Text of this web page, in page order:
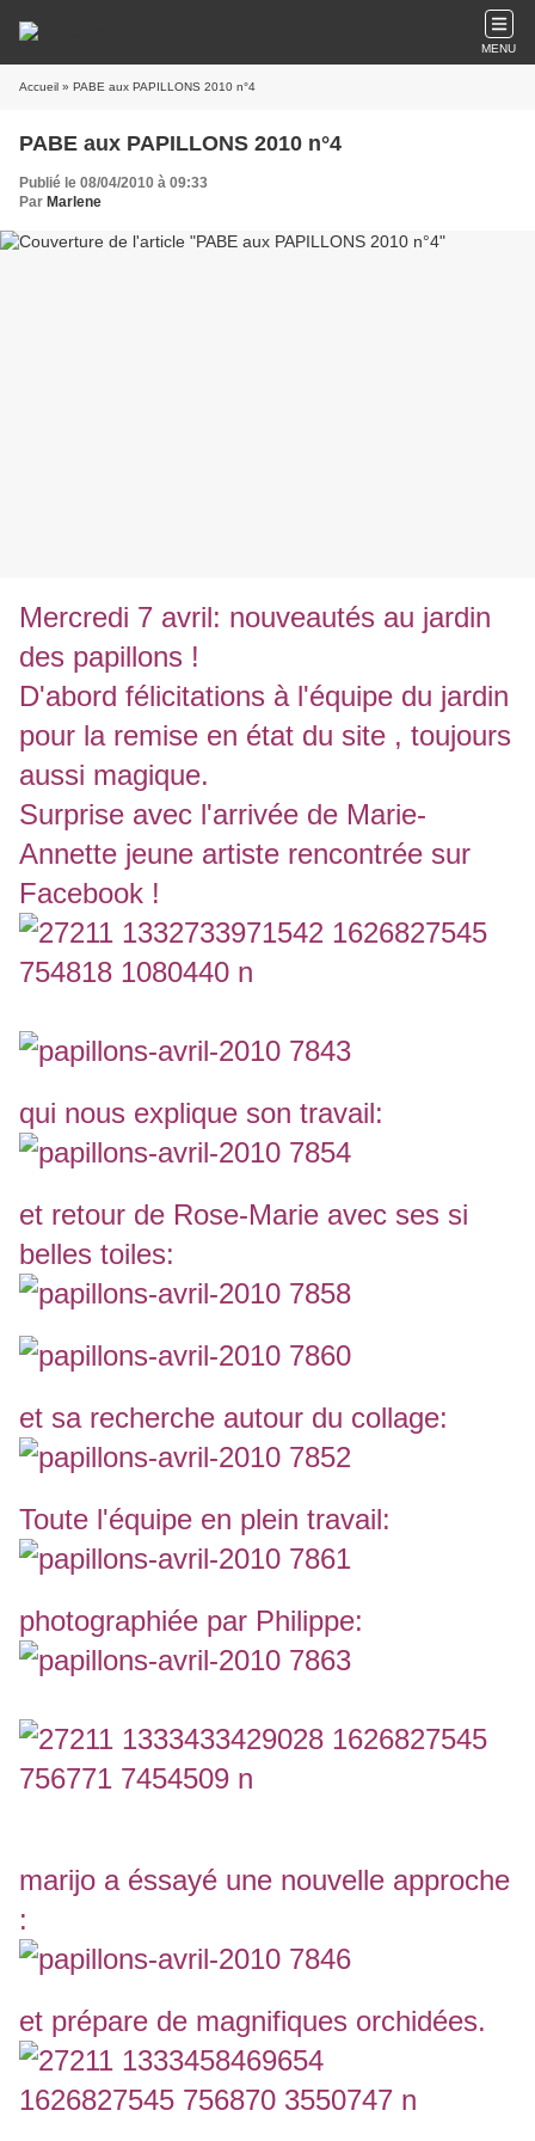
MENU
Accueil » PABE aux PAPILLONS 2010 n°4
PABE aux PAPILLONS 2010 n°4
Publié le 08/04/2010 à 09:33
Par Marlene
Mercredi 7 avril: nouveautés au jardin
des papillons !
D'abord félicitations à l'équipe du jardin
pour la remise en état du site , toujours
aussi magique.
Surprise avec l'arrivée de Marie-
Annette jeune artiste rencontrée sur
Facebook !
qui nous explique son travail:
et retour de Rose-Marie avec ses si
belles toiles:
et sa recherche autour du collage:
Toute l'équipe en plein travail:
photographiée par Philippe:
marijo a éssayé une nouvelle approche
:
et prépare de magnifiques orchidées.